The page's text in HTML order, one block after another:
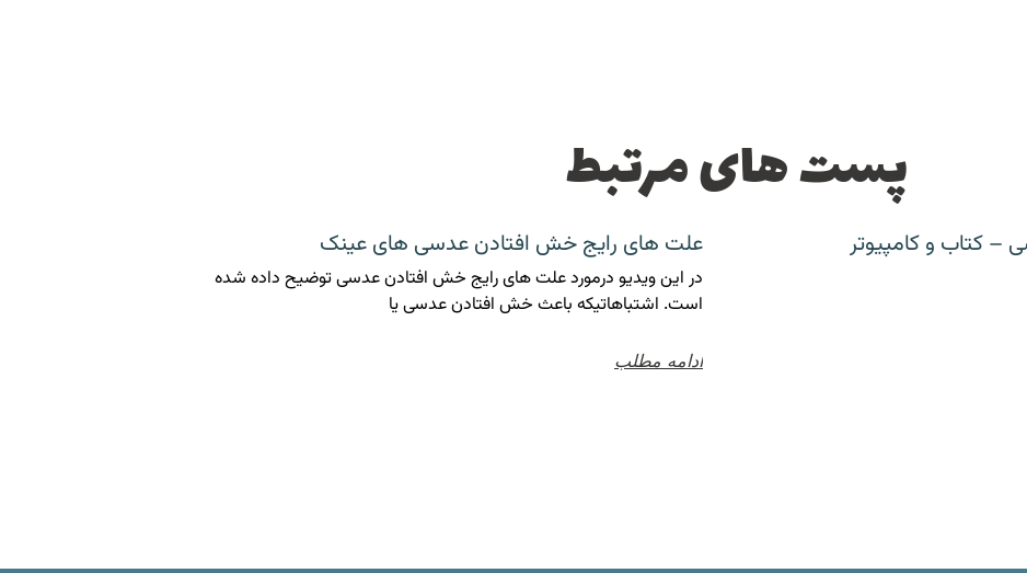
پست های مرتبط
– کتاب و کامپیوتر علت های رایج خش افتادن عدسی های عینک
در این ویدیو درمورد علت های رایج خش افتادن عدسی توضیح داده شده
است. اشتباهاتیکه باعث خش افتادن عدسی یا
ادامه مطلب